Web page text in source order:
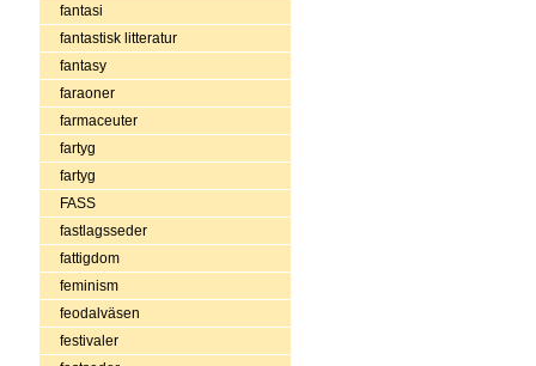
fantasi
fantastisk litteratur
fantasy
faraoner
farmaceuter
fartyg
fartyg
FASS
fastlagsseder
fattigdom
feminism
feodalväsen
festivaler